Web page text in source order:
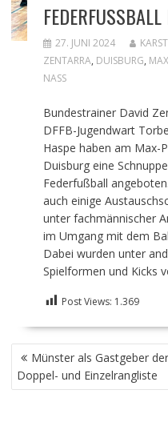
27. JUNI 2024
ZENTARRA, DUISBURG,
NASS
Bundestrainer David
DFFB-Jugendwart
Haspe haben am Max-
Duisburg eine
Federfußball
auch einige
unter fachmännischer
im Umgang mit dem
Dabei wurden unter
Spielformen und Kicks
Post Views: 1.369
BEITRAGSNAVIGATION
Münster als Gastgeber der
Doppel- und Einzelrangliste